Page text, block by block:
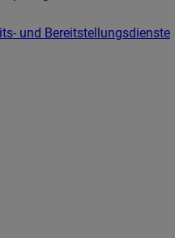
und Bereitstellungsdienste